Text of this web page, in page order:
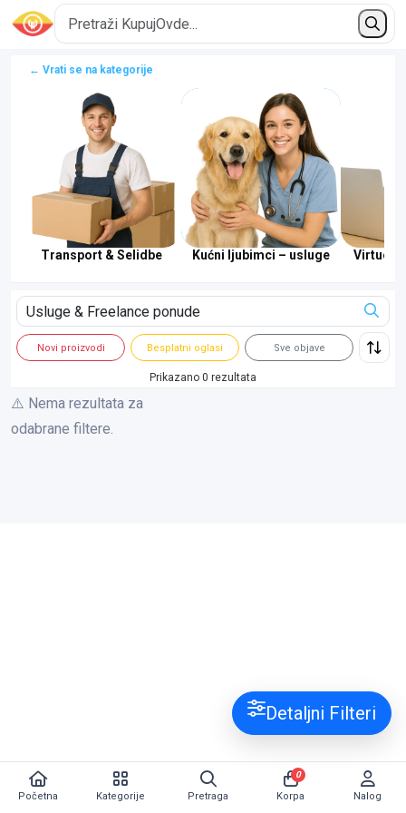
← Vrati se na kategorije
Transport & Selidbe Kućni ljubimci – usluge
Novi proizvodi Besplatni oglasi Sve objave
Prikazano 0 rezultata
⚠️ Nema rezultata za
odabrane filtere.
Detaljni Filteri
Početna Kategorije Pretraga Korpa
0
Nalog